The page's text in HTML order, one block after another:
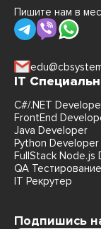
Пишите нам в
IT
C#/.NET
FrontEnd
Java Developer
Python Developer
FullStack Node.js
QA
IT Рекрутер
Подпишись